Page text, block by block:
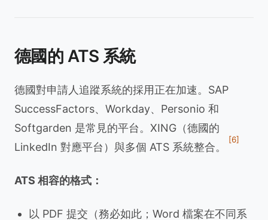
德國的 ATS 系統
德國對申請人追蹤系統的採用正在加速。SAP
SuccessFactors、Workday、Personio 和
Softgarden 是常見的平台。XING（德國的
LinkedIn 對應平台）與多個 ATS 系統整合。
[6]
ATS 相容的格式：
以 PDF 提交（務必如此；Word 檔案在不同系